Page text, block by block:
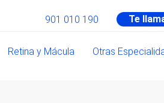
901 010 190 Te
Retina y Mácula Otras